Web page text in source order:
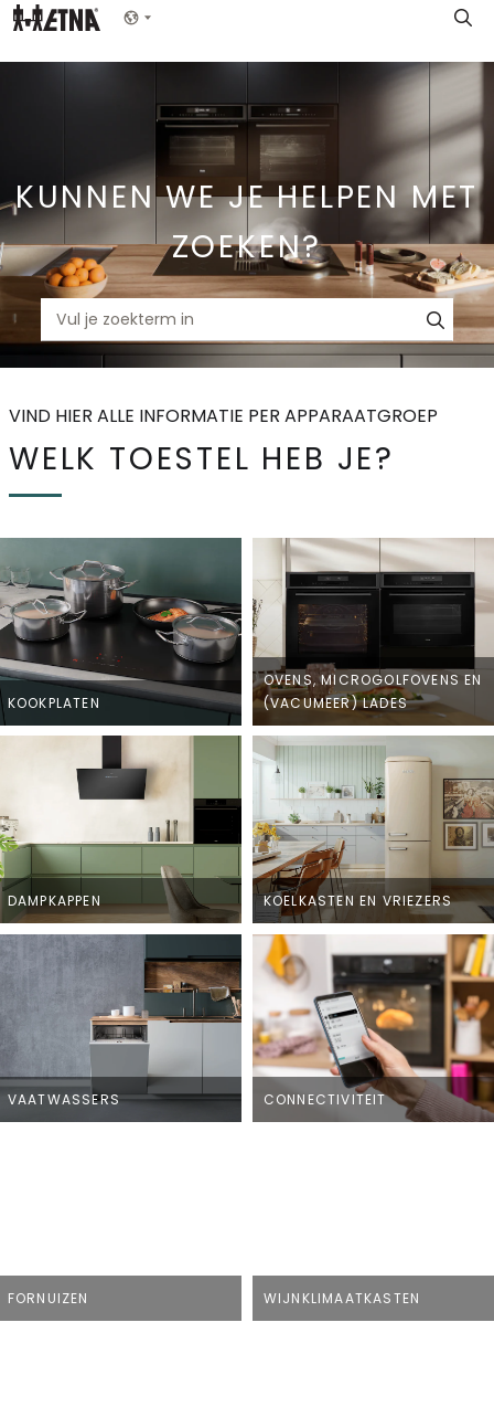
Skip
Show menu
KUNNEN WE JE HELPEN MET
ZOEKEN?
VIND HIER ALLE INFORMATIE PER APPARAATGROEP
WELK TOESTEL HEB JE?
KOOKPLATEN
OVENS, MICROGOLFOVENS EN
(VACUMEER) LADES
DAMPKAPPEN KOELKASTEN EN VRIEZERS
VAATWASSERS CONNECTIVITEIT
FORNUIZEN WIJNKLIMAATKASTEN